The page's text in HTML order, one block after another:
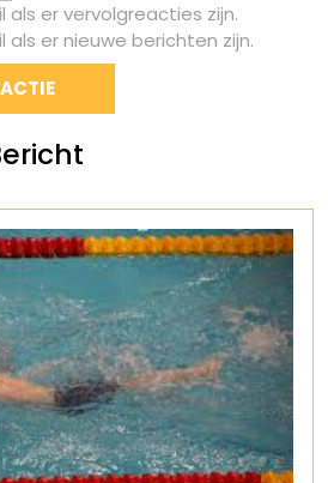
als er vervolgreacties zijn.
als er nieuwe berichten zijn.